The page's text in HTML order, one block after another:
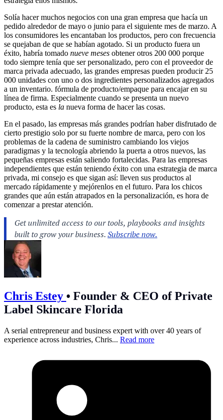
Solía hacer muchos negocios con una gran empresa que hacía un
pedido alrededor de mayo o junio para el siguiente mes de marzo. A
los consumidores les encantaban los productos, pero con frecuencia
se quejaban de que se habían agotado. Si un producto fuera un
éxito, habría tomado nueve meses obtener otros 200 000 porque
todo siempre tenía que ser personalizado, pero con el proveedor de
marca privada adecuado, las grandes empresas pueden producir 25
000 unidades con uno o dos ingredientes personalizados agregados
a un inventario. fórmula de producto/empaque para encajar en su
línea de firma. Especialmente cuando se presenta un nuevo
producto, esta es la nueva forma de hacer las cosas.
En el pasado, las empresas más grandes podrían haber disfrutado de
cierto prestigio solo por su fuerte nombre de marca, pero con los
problemas de la cadena de suministro cambiando los viejos
paradigmas y la tecnología abriendo la puerta a otros nuevos, las
pequeñas empresas están saliendo fortalecidas. Para las empresas
independientes que están teniendo éxito con una estrategia de marca
privada, mi consejo es que sigan así: lleven sus productos al
mercado rápidamente y mejórenlos en el futuro. Para los chicos
grandes que aún están atrapados en la personalización, es hora de
comenzar a prestar atención.
Chris Estey • Founder & CEO of Private
Label Skincare Florida
A serial entrepreneur and business expert with over 40 years of
experience across industries, Chris... Read more